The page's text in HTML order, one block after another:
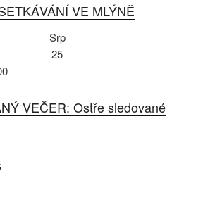
VE MLÝNĚ
Srp
25
VEČER: Ostře sledované